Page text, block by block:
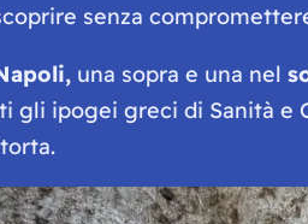
senza
una sopra e una nel
gli ipogei greci di Sanità e